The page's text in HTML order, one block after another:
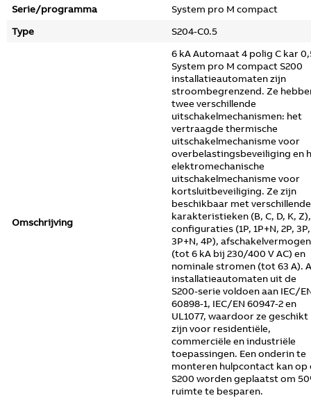
Serie/programma
System pro M compact
Type
S204-C0.5
Omschrijving
6 kA Automaat 4 polig C kar
System pro M compact S200
installatieautomaten zijn
stroombegrenzend. Ze
twee verschillende
uitschakelmechanismen: het
vertraagde thermische
uitschakelmechanisme voor
overbelastingsbeveiliging en
elektromechanische
uitschakelmechanisme voor
kortsluitbeveiliging. Ze zijn
beschikbaar met verschillende
karakteristieken (B, C, D, K, Z),
configuraties (1P, 1P+N, 2P, 3P,
3P+N, 4P),
(tot 6 kA bij 230/400 V AC) en
nominale stromen (tot 63 A).
installatieautomaten uit de
S200-serie voldoen aan IEC/
60898-1, IEC/EN 60947-2 en
UL1077, waardoor ze geschikt
zijn voor residentiële,
commerciële en industriële
toepassingen. Een onderin te
monteren hulpcontact kan op
S200 worden geplaatst om
ruimte te besparen.